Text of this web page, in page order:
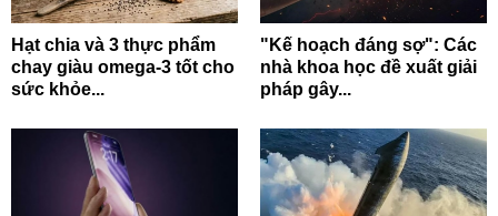
Hạt chia và 3 thực phẩm
chay giàu omega-3 tốt cho
sức khỏe...
"Kế hoạch đáng sợ": Các
nhà khoa học đề xuất giải
pháp gây...